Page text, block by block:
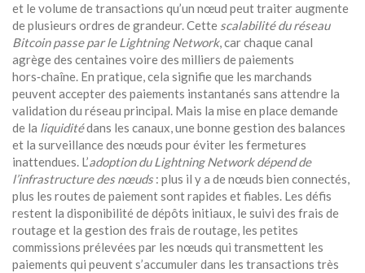
et le volume de transactions qu’un nœud peut traiter augmente
de plusieurs ordres de grandeur. Cette scalabilité du réseau
Bitcoin passe par le Lightning Network, car chaque canal
agrège des centaines voire des milliers de paiements
hors‑chaîne. En pratique, cela signifie que les marchands
peuvent accepter des paiements instantanés sans attendre la
validation du réseau principal. Mais la mise en place demande
de la liquiditédans les canaux, une bonne gestion des balances
et la surveillance des nœuds pour éviter les fermetures
inattendues. L’adoption du Lightning Network dépend de
l’infrastructure des nœuds: plus il y a de nœuds bien connectés,
plus les routes de paiement sont rapides et fiables. Les défis
restent la disponibilité de dépôts initiaux, le suivi des frais de
routage et la gestion des frais de routage, les petites
commissions prélevées par les nœuds qui transmettent les
paiements qui peuvent s’accumuler dans les transactions très